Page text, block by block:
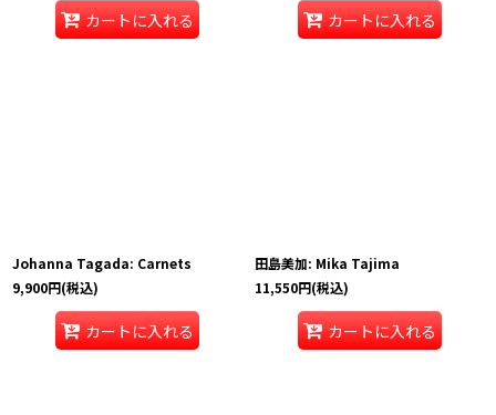
カートに入れる カートに入れる
Johanna Tagada: Carnets
9,900円(税込)
カートに入れる
田島美加: Mika Tajima
11,550円(税込)
カートに入れる